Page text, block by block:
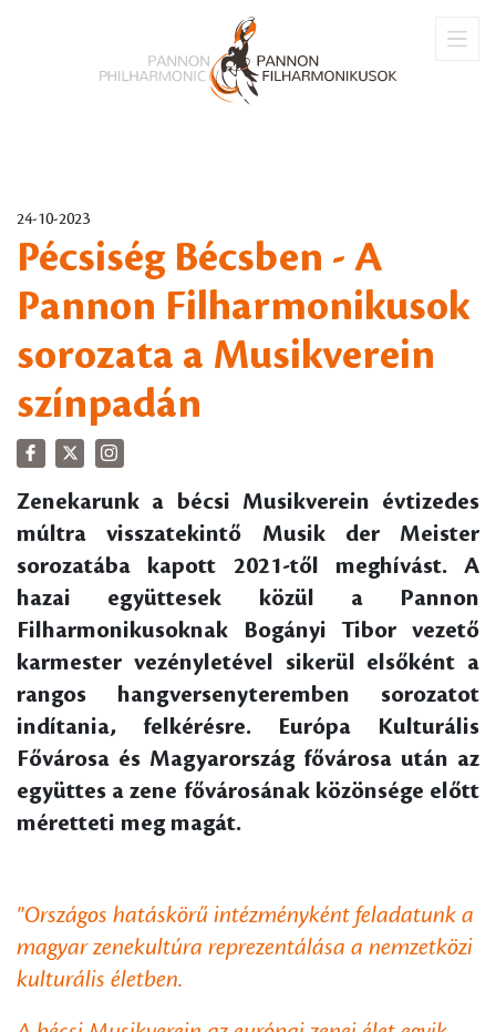
24-10-2023
Pécsiség Bécsben - A
Pannon Filharmonikusok
sorozata a Musikverein
színpadán
Zenekarunk a bécsi Musikverein évtizedes
múltra visszatekintő Musik der Meister
sorozatába kapott 2021-től meghívást. A
hazai együttesek közül a Pannon
Filharmonikusoknak Bogányi Tibor vezető
karmester vezényletével sikerül elsőként a
rangos hangversenyteremben sorozatot
indítania, felkérésre. Európa Kulturális
Fővárosa és Magyarország fővárosa után az
együttes a zene fővárosának közönsége előtt
méretteti meg magát.
"Országos hatáskörű intézményként feladatunk a
magyar zenekultúra reprezentálása a nemzetközi
kulturális életben.